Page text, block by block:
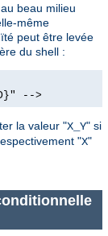
beau milieu
même
peut être levée
du shell :
-->
la valeur "X_Y" si
"X"